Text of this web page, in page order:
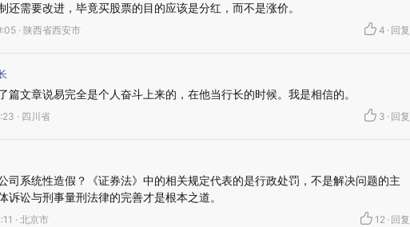
还需要改进，毕竟买股票的目的应该是分红，而不是涨价。
· 陕西省西安市 4 · 回复
篇文章说易完全是个人奋斗上来的，在他当行长的时候。我是相信的。
· 四川省 3 · 回复
司系统性造假？《证券法》中的相关规定代表的是行政处罚，不是解决问题的主
诉讼与刑事量刑法律的完善才是根本之道。
· 北京市 12 · 回复